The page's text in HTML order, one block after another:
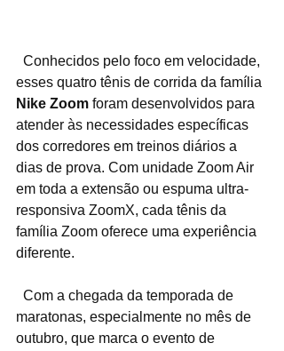
esses quatro tênis de corrida da família
Nike Zoom foram desenvolvidos para
atender às necessidades específicas
dos corredores em treinos diários a
dias de prova. Com unidade Zoom Air
em toda a extensão ou espuma ultra-
responsiva ZoomX, cada tênis da
família Zoom oferece uma experiência
diferente.
maratonas, especialmente no mês de
outubro, que marca o evento de